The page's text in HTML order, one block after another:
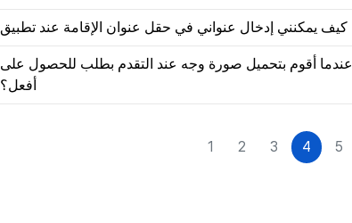
عندما أقوم بتحميل صورة وجه عند التقدم بطلب للحصول على K-ETA، يُقال إن حجم الملف قد تم تجاوزه. ماذا
أفعل؟
1 2 3 4 5